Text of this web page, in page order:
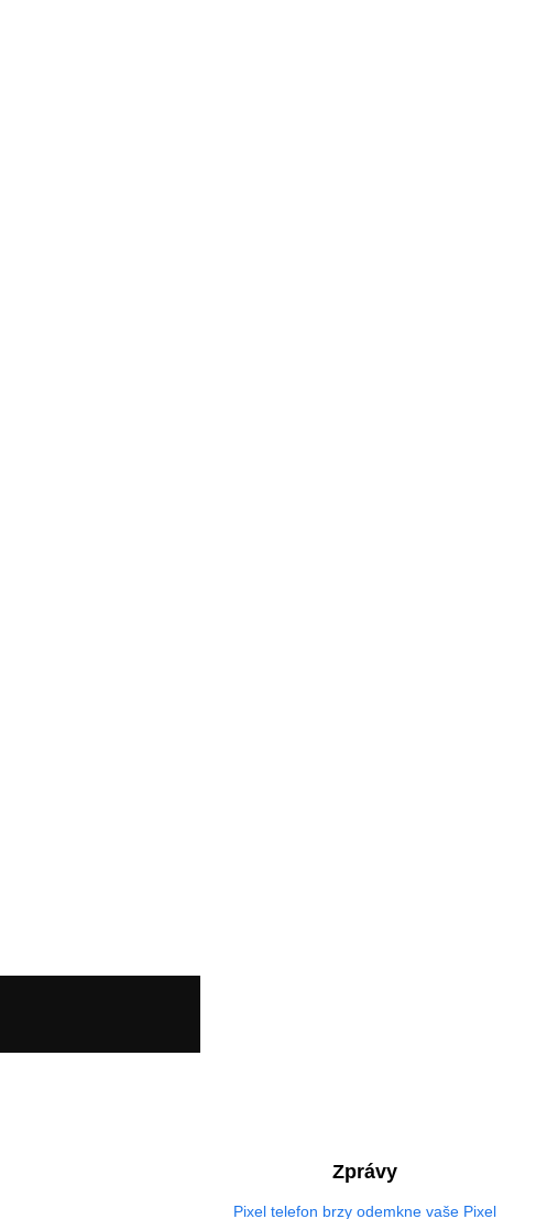
Zprávy
Pixel telefon brzy odemkne vaše Pixel